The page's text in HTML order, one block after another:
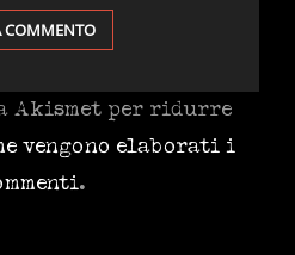
Akismet per ridurre
vengono elaborati i
.